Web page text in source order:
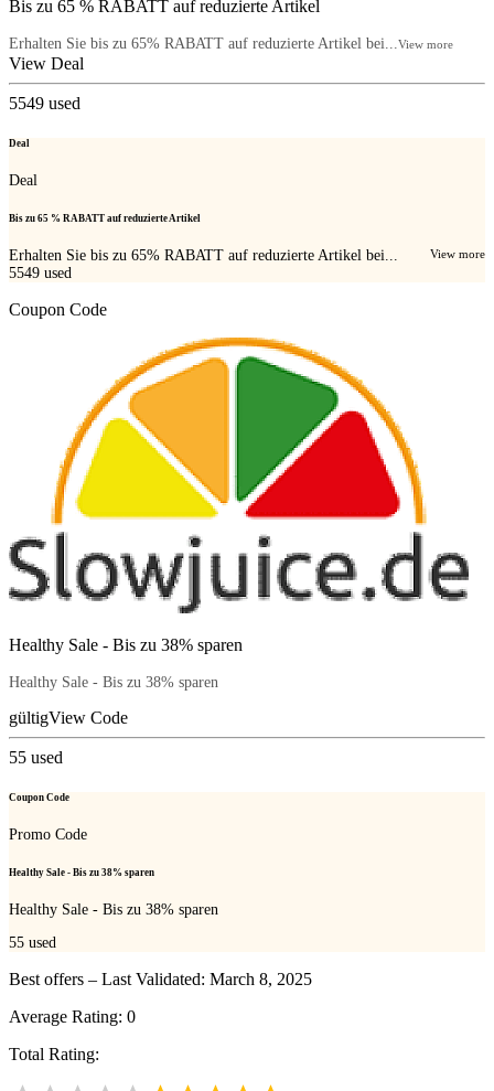
Bis zu 65 % RABATT auf reduzierte Artikel
Erhalten Sie bis zu 65% RABATT auf reduzierte Artikel bei...View more
View Deal
5549 used
Deal
Deal
Bis zu 65 % RABATT auf reduzierte Artikel
Erhalten Sie bis zu 65% RABATT auf reduzierte Artikel bei... View more
5549 used
Coupon Code
Healthy Sale - Bis zu 38% sparen
Healthy Sale - Bis zu 38% sparen
gültigView Code
55 used
Coupon Code
Promo Code
Healthy Sale - Bis zu 38% sparen
Healthy Sale - Bis zu 38% sparen
55 used
Best offers – Last Validated: March 8, 2025
Average Rating: 0
Total Rating: